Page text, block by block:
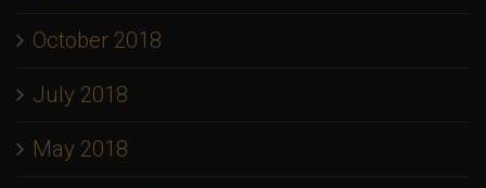
October 2018
July 2018
May 2018